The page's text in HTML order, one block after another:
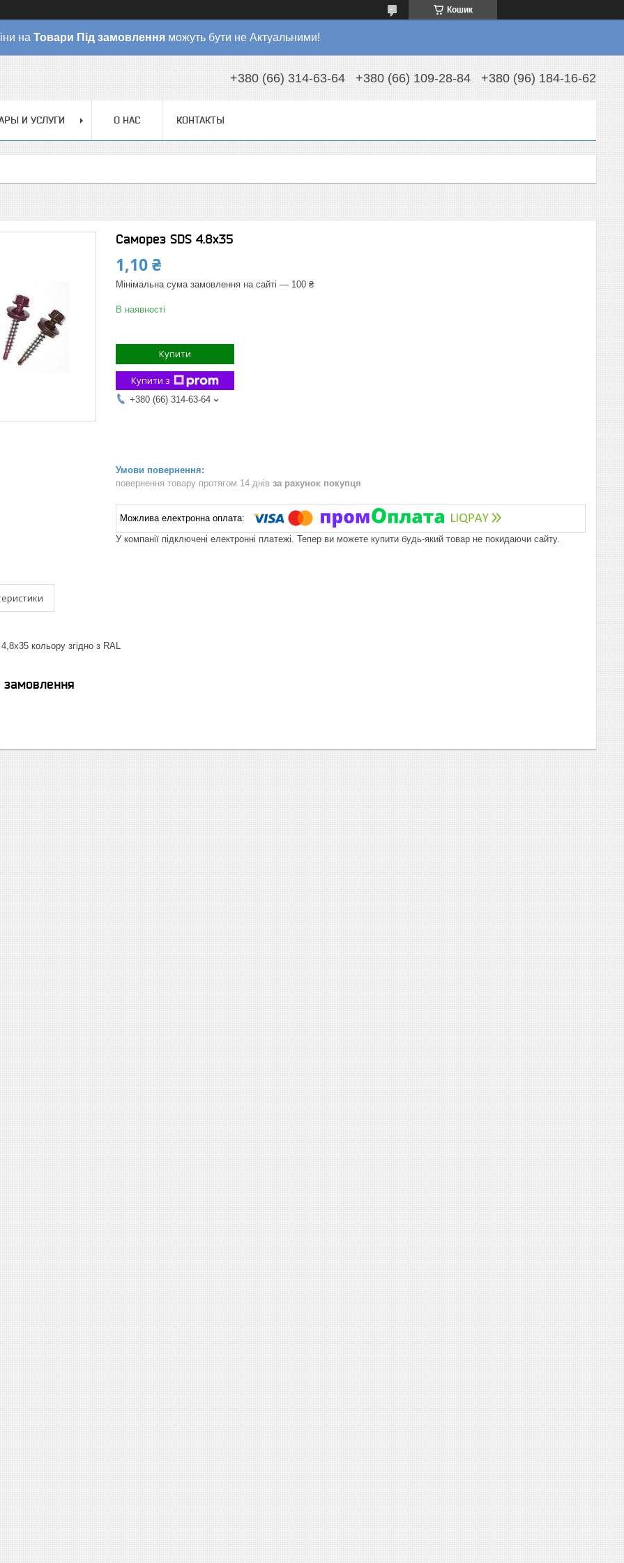
Кошик
на Товари Під замовлення можуть бути не Актуальними!
+380 (66) 314-63-64 +380 (66) 109-28-84 +380 (96) 184-16-62
И УСЛУГИ О НАС КОНТАКТЫ
Саморез SDS 4.8x35
1,10 ₴
Мінімальна сума замовлення на сайті — 100 ₴
В наявності
Купити
Купити з
+380 (66) 314-63-64
повернення товару протягом 14 днів за рахунок покупця
У компанії підключені електронні платежі. Тепер ви можете купити будь-який товар не покидаючи сайту.
кольору згідно з RAL
замовлення